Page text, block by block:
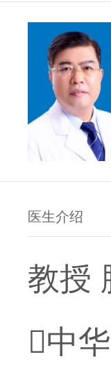
医生介绍
教授
中